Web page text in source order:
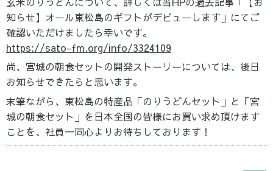
知らせ】オール東松島のギフトがデビューします」にてご
確認いただけましたら幸いです。
https://sato-fm.org/info/3324109
尚、宮城の朝食セットの開発ストーリーについては、後日
お知らせできたらと思います。
末筆ながら、東松島の特産品「のりうどんセット」と「宮
城の朝食セット」を日本全国の皆様にお買い求め頂けます
ことを、社員一同心よりお待ちしております！